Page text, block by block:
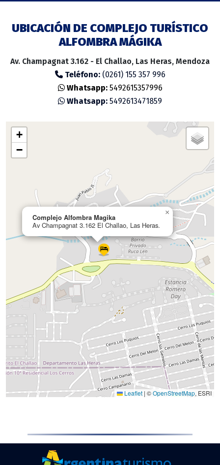
UBICACIÓN DE COMPLEJO TURÍSTICO
ALFOMBRA MÁGIKA
Av. Champagnat 3.162 - El Challao, Las Heras, Mendoza
Teléfono:(0261) 155 357 996
Whatsapp:5492615357996
Whatsapp: 5492613471859